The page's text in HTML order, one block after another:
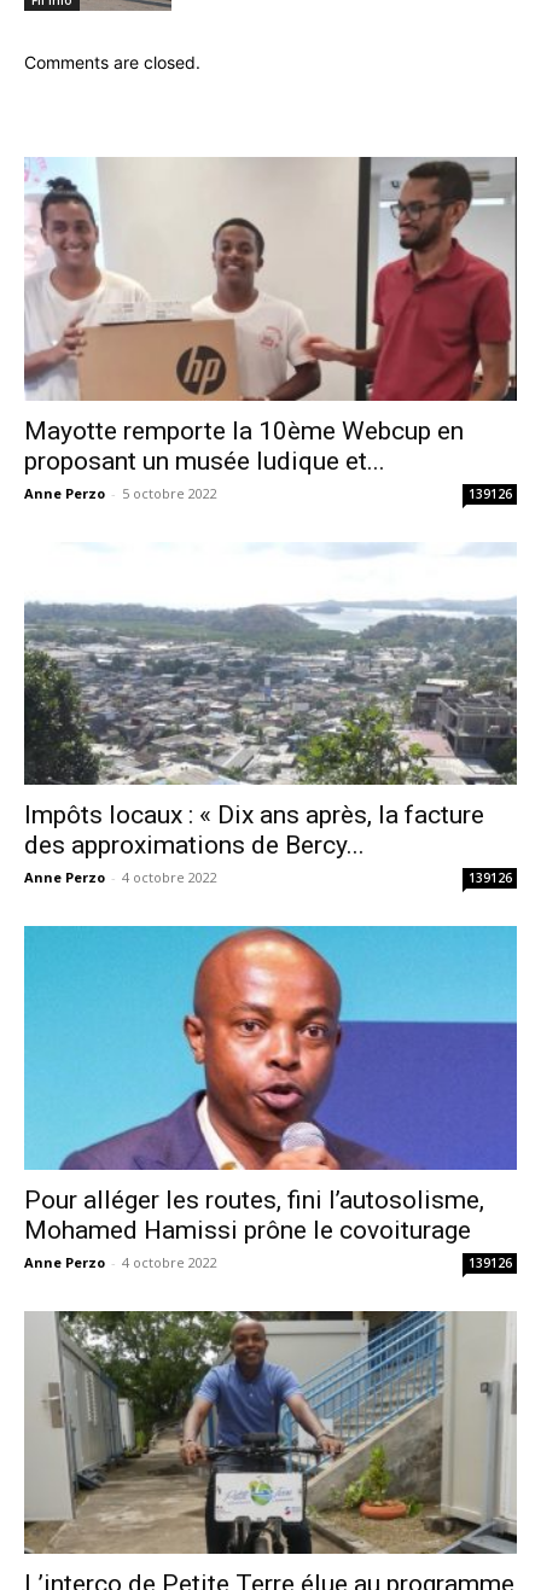
Comments are closed.
Mayotte remporte la 10ème Webcup en
proposant un musée ludique et...
Anne Perzo - 5 octobre 2022 139126
Impôts locaux : « Dix ans après, la facture
des approximations de Bercy...
Anne Perzo - 4 octobre 2022 139126
Pour alléger les routes, fini l’autosolisme,
Mohamed Hamissi prône le covoiturage
Anne Perzo - 4 octobre 2022 139126